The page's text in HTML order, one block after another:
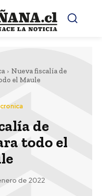
Nueva fiscalía de
el Maule
de
todo el
de 2022